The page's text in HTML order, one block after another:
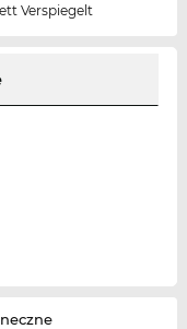
Verspiegelt